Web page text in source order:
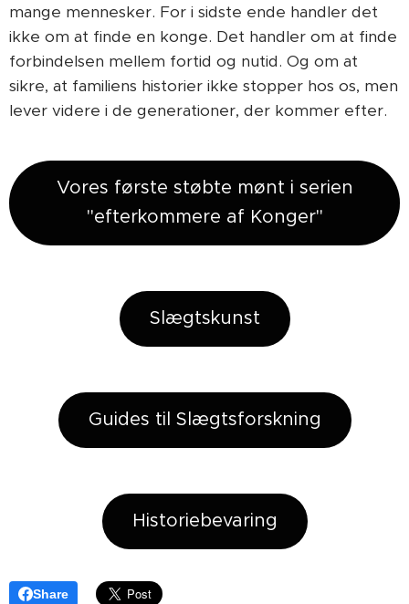
mange mennesker. For i sidste ende handler det
ikke om at finde en konge. Det handler om at finde
forbindelsen mellem fortid og nutid. Og om at
sikre, at familiens historier ikke stopper hos os, men
lever videre i de generationer, der kommer efter.
Vores første støbte mønt i serien
"efterkommere af Konger"
Slægtskunst
Guides til Slægtsforskning
Historiebevaring
Share